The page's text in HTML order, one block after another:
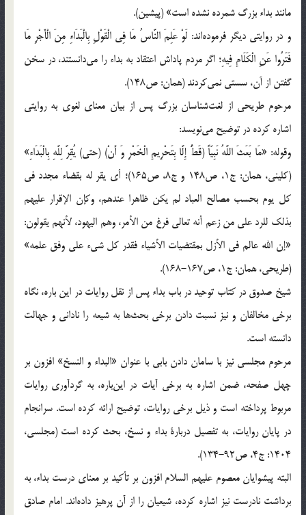
مانند بداء بزرگ شمرده نشده است» (پيشين).
و در روايتي ديگر فرموده‌اند: لَوْ عَلِمَ النَّاسُ مَا فِي الْقَوْلِ بِالْبَدَاءِ مِنَ الْأَجْرِ مَا
فَتَرُوا عَنِ الْكَلَامِ فِيهِ؛ اگر مردم پاداش اعتقاد به بداء را مي‌دانستند، در سخن
گفتن از آن، سستي نمي‌كردند (همان: ص148).
مرحوم طريحي از لغت‌شناسان بزرگ پس از بيان معناي لغوي به روايتي
اشاره كرده در توضيح مي‌نويسد:
وقوله: «مَا بَعَثَ اللَّهُ نَبِيّاً (قَطُّ إِلَّا بِتَحْرِيمِ الْخَمْرِ وَ أَنْ) (حتي) يُقِرَّ لِلَّهِ بِالْبَدَاءِ»
(كليني، همان: ج1، ص148 و ج8، ص165)؛ أي يقر له بقضاء مجدد في
كل يوم بحسب مصالح العباد لم يكن ظاهرا عندهم، وكإن الإقرار عليهم
بذلك للرد علي من زعم أنه تعالي فرغ من الأمر، وهم اليهود، لأنهم يقولون:
«إن الله عالم في الأزل بمقتضيات الأشياء فقدر كل شيء علي وفق علمه»
(طريحي، همان: ج1، ص167-168).
شيخ صدوق در كتاب توحيد در باب بداء پس از نقل روايات در اين باره، نگاه
برخي مخالفان و نيز نسبت دادن برخي بحث‌ها به شيعه را ناداني و جهالت
دانسته است.
مرحوم مجلسي نيز با سامان دادن بابي با عنوان «البداء و النسخ» افزون بر
چهل صفحه، ضمن اشاره به برخي آيات در اين‌باره، به گردآوري روايات
مربوط پرداخته است و ذيل برخي روايات، توضيح ارائه كرده است. سرانجام
در پايان روايات، به تفصيل دربارة بداء و نسخ، بحث كرده است (مجلسي،
1404: ج4، ص92-134).
البته پيشوايان معصوم عليهم السلام افزون بر تأكيد بر معناي درست بداء، به
برداشت نادرست نيز اشاره كرده، شيعيان را از آن‌ پرهيز داده‌اند. امام صادق